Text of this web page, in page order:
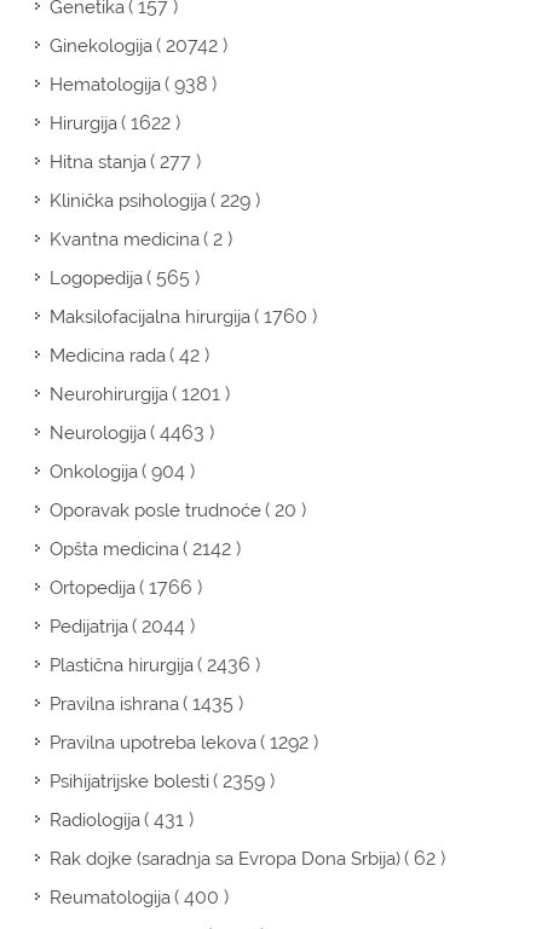
Genetika( 157 )
Ginekologija( 20742 )
Hematologija( 938 )
Hirurgija( 1622 )
Hitna stanja( 277 )
Klinička psihologija( 229 )
Kvantna medicina( 2 )
Logopedija( 565 )
Maksilofacijalna hirurgija( 1760 )
Medicina rada( 42 )
Neurohirurgija( 1201 )
Neurologija( 4463 )
Onkologija( 904 )
Oporavak posle trudnoće( 20 )
Opšta medicina( 2142 )
Ortopedija( 1766 )
Pedijatrija( 2044 )
Plastična hirurgija( 2436 )
Pravilna ishrana( 1435 )
Pravilna upotreba lekova( 1292 )
Psihijatrijske bolesti( 2359 )
Radiologija( 431 )
Rak dojke (saradnja sa Evropa Dona Srbija)( 62 )
Reumatologija( 400 )